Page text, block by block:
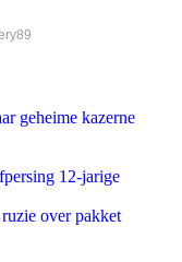
geheime kazerne
12-jarige
over pakket